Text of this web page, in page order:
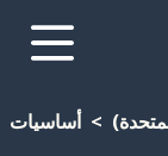
أساسيات